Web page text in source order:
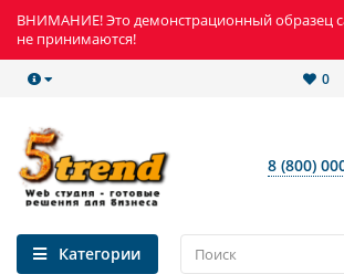
ВНИМАНИЕ! Это демонстрационный образец
не принимаются!
0
8 (800)
Категории